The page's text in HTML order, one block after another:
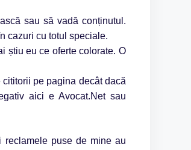
sau să vadă conținutul.
cazuri cu totul speciale.
știu eu ce oferte colorate. O
pe pagina decât dacă
aici e Avocat.Net sau
reclamele puse de mine au